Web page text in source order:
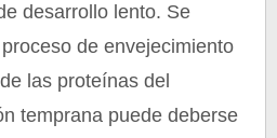
desarrollo lento. Se
de envejecimiento
las proteínas del
temprana puede deberse